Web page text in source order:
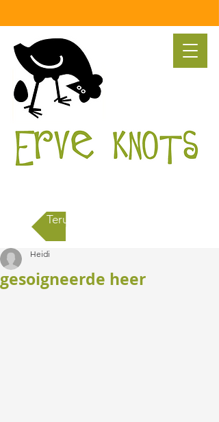
Terug naar alle berichten
gesoigneerde heer
Heidi